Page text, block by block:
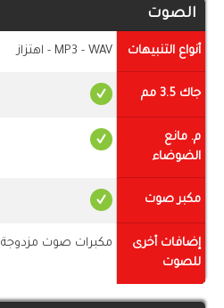
الصوت
أنواع التنبيهات MP3 - WAV - اهتزاز
جاك 3.5 مم
م. مانع
الضوضاء
مكبر صوت
إضافات أخرى
للصوت
مكبرات صوت مزدوجة